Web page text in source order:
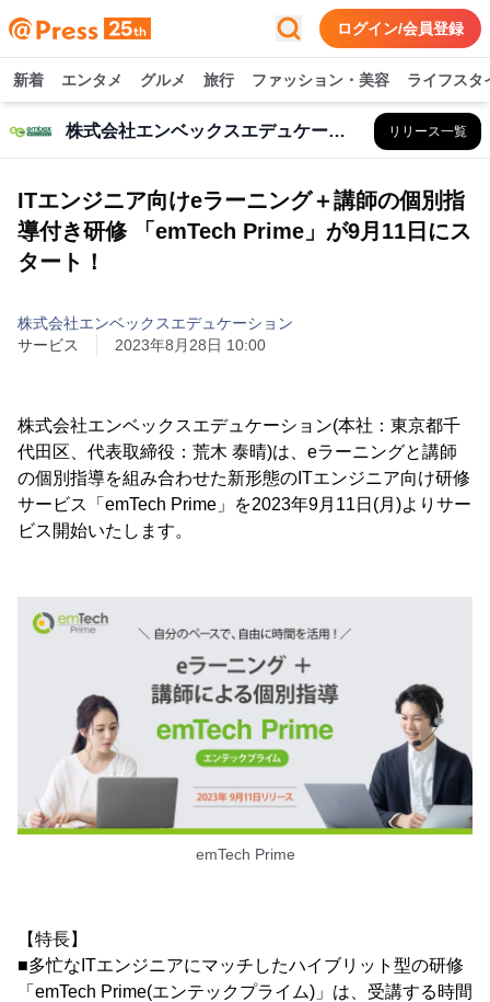
ログイン/会員登録
新着 エンタメ グルメ 旅行 ファッション・美容 ライフスタ
株式会社エンベックスエデュケーション リリース一覧
ITエンジニア向けeラーニング＋講師の個別指
導付き研修 「emTech Prime」が9月11日にス
タート！
株式会社エンベックスエデュケーション
サービス
2023年8月28日 10:00
株式会社エンベックスエデュケーション(本社：東京都千
代田区、代表取締役：荒木 泰晴)は、eラーニングと講師
の個別指導を組み合わせた新形態のITエンジニア向け研修
サービス「emTech Prime」を2023年9月11日(月)よりサー
ビス開始いたします。
emTech Prime
【特長】
■多忙なITエンジニアにマッチしたハイブリット型の研修
「emTech Prime(エンテックプライム)」は、受講する時間